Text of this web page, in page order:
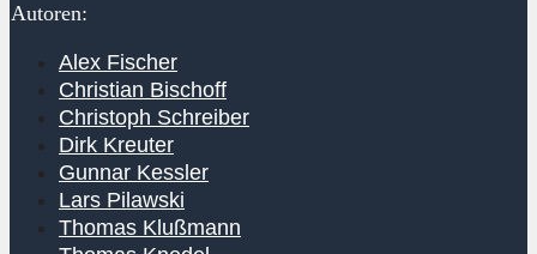
Autoren:
Alex Fischer
Christian Bischoff
Christoph Schreiber
Dirk Kreuter
Gunnar Kessler
Lars Pilawski
Thomas Klußmann